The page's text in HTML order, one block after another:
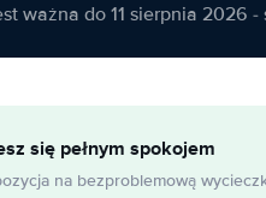
ważna do 11 sierpnia 2026
się pełnym spokojem
na bezproblemową